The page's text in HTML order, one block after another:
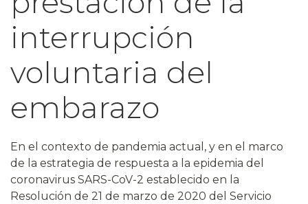
interrupción
voluntaria del
embarazo
En el contexto de pandemia actual, y en el marco
de la estrategia de respuesta a la epidemia del
coronavirus SARS-CoV-2 establecido en la
Resolución de 21 de marzo de 2020 del Servicio